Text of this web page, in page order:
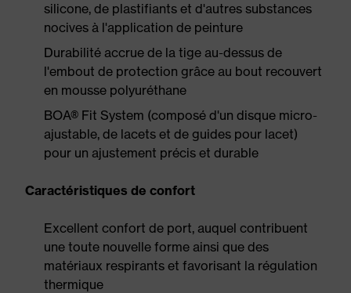
silicone, de plastifiants et d'autres substances
nocives à l'application de peinture
Durabilité accrue de la tige au-dessus de
l'embout de protection grâce au bout recouvert
en mousse polyuréthane
BOA® Fit System (composé d'un disque micro-
ajustable, de lacets et de guides pour lacet)
pour un ajustement précis et durable
Caractéristiques de confort
Excellent confort de port, auquel contribuent
une toute nouvelle forme ainsi que des
matériaux respirants et favorisant la régulation
thermique